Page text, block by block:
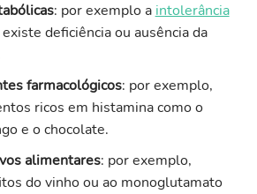
: por exemplo a intolerância
deficiência ou ausência da
farmacológicos: por exemplo,
ricos em histamina como o
e o chocolate.
alimentares: por exemplo,
do vinho ou ao monoglutamato